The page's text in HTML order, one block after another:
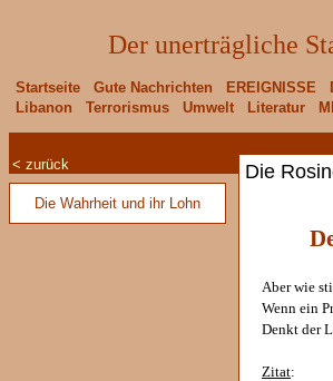
Der unerträgliche
Startseite Gute Nachrichten EREIGNISSE
Libanon
Terrorismus Umwelt Literatur
< zurück
Die Wahrheit und ihr Lohn
Die
Aber wie
Wenn ein
Denkt der
Zitat: